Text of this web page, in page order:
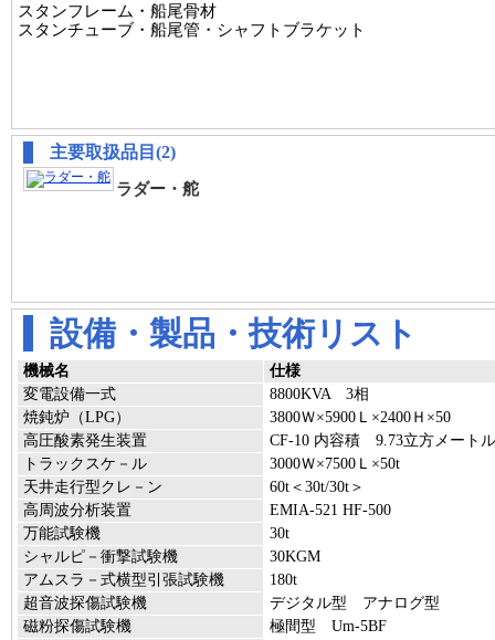
スタンフレーム・船尾骨材
スタンチューブ・船尾管・シャフトブラケット
主要取扱品目(2)
ラダー・舵
設備・製品・技術リスト
機械名
仕様
変電設備一式
8800KVA 3相
焼鈍炉（LPG）
3800Ｗ×5900Ｌ×2400Ｈ×50
高圧酸素発生装置
CF-10 内容積 9.73立方メートル
トラックスケ－ル
3000Ｗ×7500Ｌ×50t
天井走行型クレ－ン
60t＜30t/30t＞
高周波分析装置
EMIA-521 HF-500
万能試験機
30t
シャルピ－衝撃試験機
30KGM
アムスラ－式横型引張試験機
180t
超音波探傷試験機
デジタル型 アナログ型
磁粉探傷試験機
極間型 Um-5BF